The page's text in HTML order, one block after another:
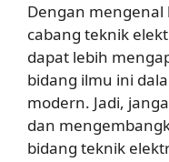
Dengan
cabang teknik
dapat lebih
bidang ilmu ini
modern. Jadi,
dan
bidang teknik